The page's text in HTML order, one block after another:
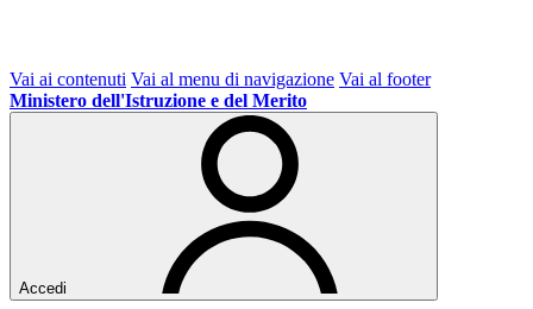
Vai ai contenuti Vai al menu di navigazione Vai al footer
Ministero dell'Istruzione e del Merito
Accedi